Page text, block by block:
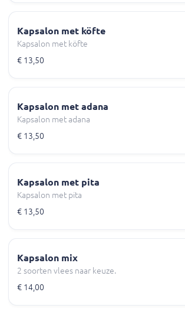
Kapsalon met köfte
Kapsalon met köfte
€ 13,50
Kapsalon met adana
Kapsalon met adana
€ 13,50
Kapsalon met pita
Kapsalon met pita
€ 13,50
Kapsalon mix
2 soorten vlees naar keuze.
€ 14,00